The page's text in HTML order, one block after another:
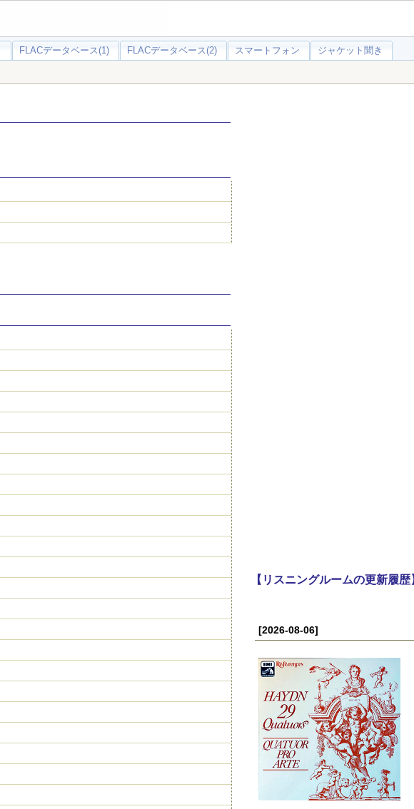
FLACデータベース(1) FLACデータベース(2) スマートフォン ジャケット聞き
【リスニングルームの更新履歴
[2026-08-06]